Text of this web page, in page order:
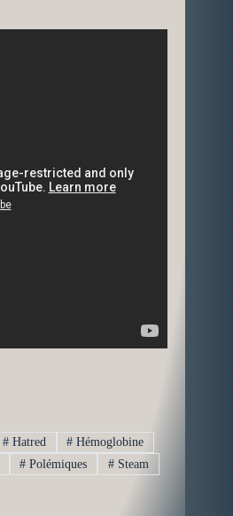
#Hatred # Hémoglobine
# Polémiques # Steam